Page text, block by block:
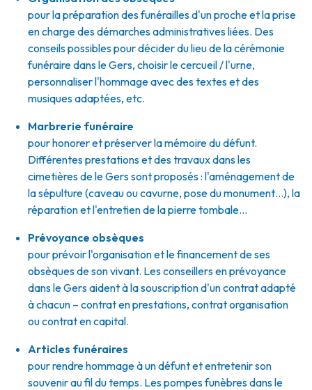
pour la préparation des funérailles d'un proche et la prise
en charge des démarches administratives liées. Des
conseils possibles pour décider du lieu de la cérémonie
funéraire dans le Gers, choisir le cercueil / l'urne,
personnaliser l'hommage avec des textes et des
musiques adaptées, etc.
Marbrerie funéraire
pour honorer et préserver la mémoire du défunt.
Différentes prestations et des travaux dans les
cimetières de le Gers sont proposés : l'aménagement de
la sépulture (caveau ou cavurne, pose du monument…), la
réparation et l'entretien de la pierre tombale…
Prévoyance obsèques
pour prévoir l'organisation et le financement de ses
obsèques de son vivant. Les conseillers en prévoyance
dans le Gers aident à la souscription d'un contrat adapté
à chacun – contrat en prestations, contrat organisation
ou contrat en capital.
Articles funéraires
pour rendre hommage à un défunt et entretenir son
souvenir au fil du temps. Les pompes funèbres dans le